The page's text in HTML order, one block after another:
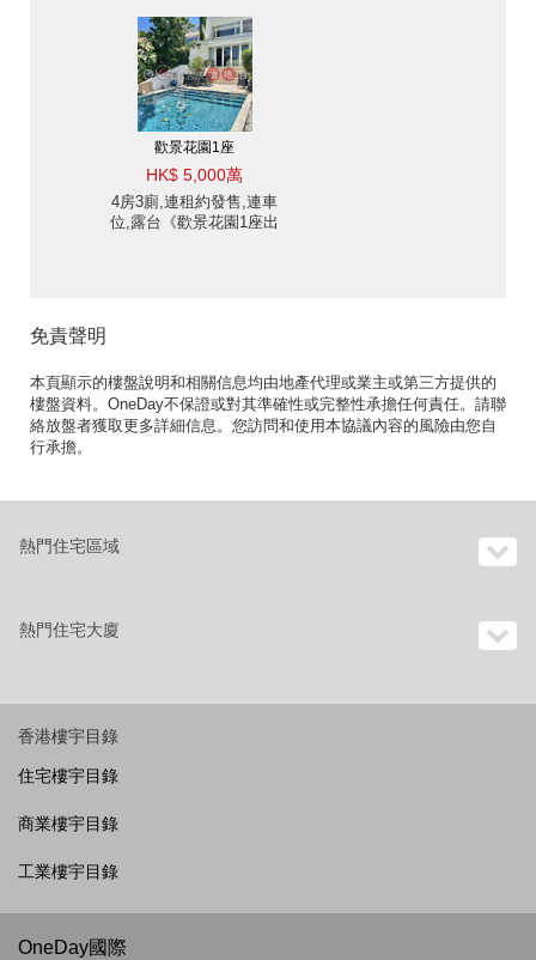
歡景花園1座
HK$ 5,000萬
4房3廁,連租約發售,連車
位,露台《歡景花園1座出
免責聲明
本頁顯示的樓盤說明和相關信息均由地產代理或業主或第三方提供的
樓盤資料。OneDay不保證或對其準確性或完整性承擔任何責任。請聯
絡放盤者獲取更多詳細信息。您訪問和使用本協議內容的風險由您自
行承擔。
熱門住宅區域
熱門住宅大廈
香港樓宇目錄
住宅樓宇目錄
商業樓宇目錄
工業樓宇目錄
OneDay國際